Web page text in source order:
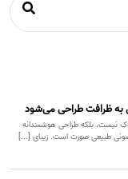
به ظرافت طراحی می‌شود
نیست، بلکه طراحی هوشمندانه
طبیعی صورت است. زیبای [...]